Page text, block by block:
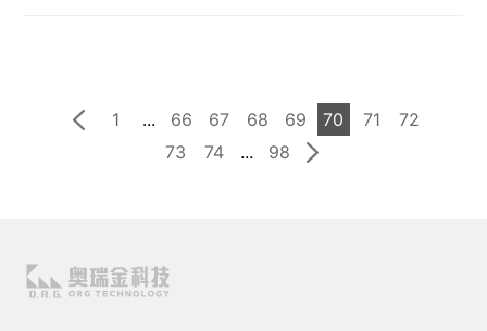
1 ... 66 67 68 69 70 71
72
73
74 ... 98